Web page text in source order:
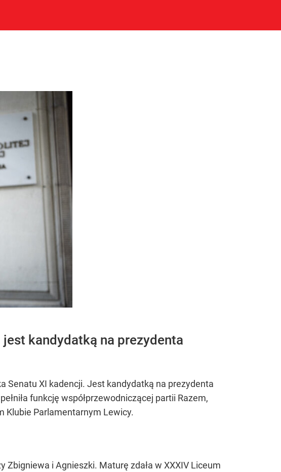
kandydatką na prezydenta
Senatu XI kadencji. Jest kandydatką na prezydenta
funkcję współprzewodniczącej partii Razem,
Klubie Parlamentarnym Lewicy.
Zbigniewa i Agnieszki. Maturę zdała w XXXIV Liceum